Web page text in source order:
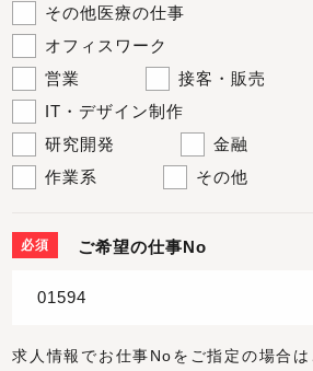
その他医療の仕事
オフィスワーク
営業
接客・販売
IT・デザイン制作
研究開発
金融
作業系
その他
必須 ご希望の仕事No
求人情報でお仕事Noをご指定の場合は